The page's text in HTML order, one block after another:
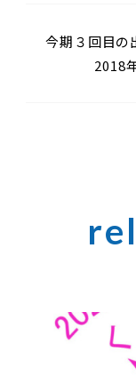
今期３回目の
2018